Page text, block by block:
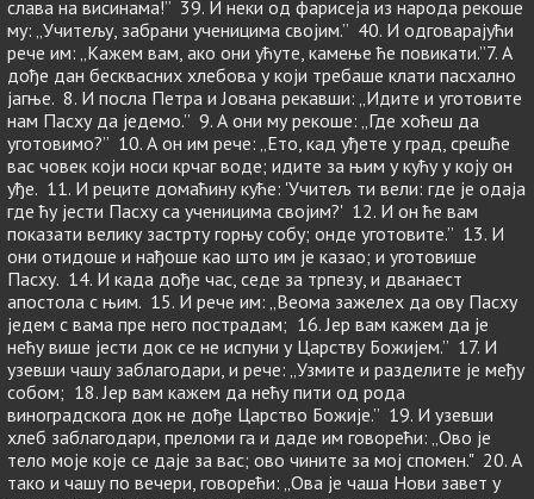
слава на висинама!” 39. И неки од фарисеја из народа рекоше
му: „Учитељу, забрани ученицима својим.” 40. И одговарајући
рече им: „Кажем вам, ако они ућуте, камење ће повикати.”7. А
дође дан бесквасних хлебова у који требаше клати пасхално
јагње. 8. И посла Петра и Јована рекавши: „Идите и уготовите
нам Пасху да једемо.” 9. А они му рекоше: „Где хоћеш да
уготовимо?” 10. А он им рече: „Ето, кад уђете у град, срешће
вас човек који носи крчаг воде; идите за њим у кућу у коју он
уђе. 11. И реците домаћину куће: 'Учитељ ти вели: где је одаја
где ћу јести Пасху са ученицима својим?' 12. И он ће вам
показати велику застрту горњу собу; онде уготовите.” 13. И
они отидоше и нађоше као што им је казао; и уготовише
Пасху. 14. И када дође час, седе за трпезу, и дванаест
апостола с њим. 15. И рече им: „Веома зажелех да ову Пасху
једем с вама пре него пострадам; 16. Јер вам кажем да је
нећу више јести док се не испуни у Царству Божијем.” 17. И
узевши чашу заблагодари, и рече: „Узмите и разделите је међу
собом; 18. Јер вам кажем да нећу пити од рода
виноградскога док не дође Царство Божије.” 19. И узевши
хлеб заблагодари, преломи га и даде им говорећи: „Ово је
тело моје које се даје за вас; ово чините за мој спомен." 20. А
тако и чашу по вечери, говорећи: „Ова је чаша Нови завет у